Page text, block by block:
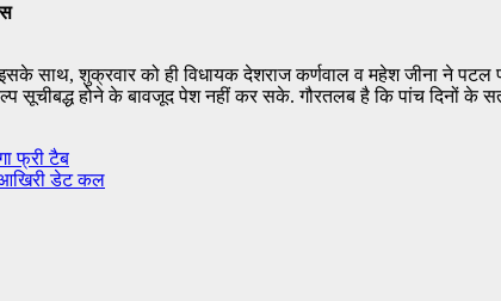
साथ, शुक्रवार को ही विधायक देशराज कर्णवाल व महेश जीना ने
होने के बावजूद पेश नहीं कर सके. गौरतलब है कि पांच दिनों के
फ्री टैब
आखिरी डेट कल